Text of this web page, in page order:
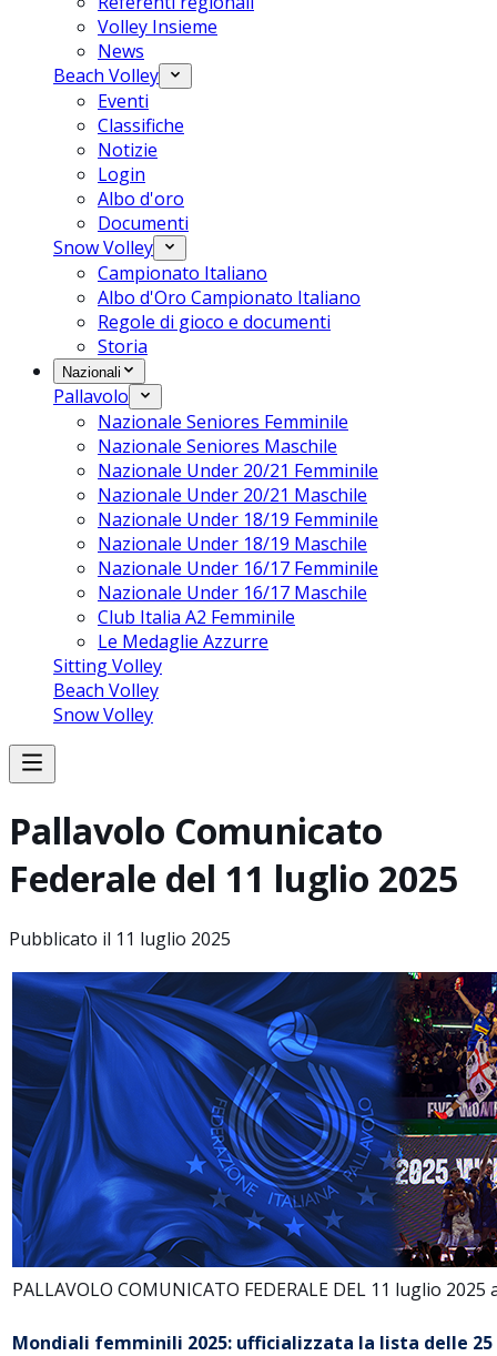
Volley Insieme
News
Beach Volley
Eventi
Classifiche
Notizie
Login
Albo d'oro
Documenti
Snow Volley
Campionato Italiano
Albo d'Oro Campionato Italiano
Regole di gioco e documenti
Storia
Nazionali
Pallavolo
Nazionale Seniores Femminile
Nazionale Seniores Maschile
Nazionale Under 20/21 Femminile
Nazionale Under 20/21 Maschile
Nazionale Under 18/19 Femminile
Nazionale Under 18/19 Maschile
Nazionale Under 16/17 Femminile
Nazionale Under 16/17 Maschile
Club Italia A2 Femminile
Le Medaglie Azzurre
Sitting Volley
Beach Volley
Snow Volley
Pallavolo Comunicato
Federale del 11 luglio 2025
Pubblicato il 11 luglio 2025
PALLAVOLO COMUNICATO FEDERALE DEL 11 luglio
Mondiali femminili 2025: ufficializzata la lista delle 25